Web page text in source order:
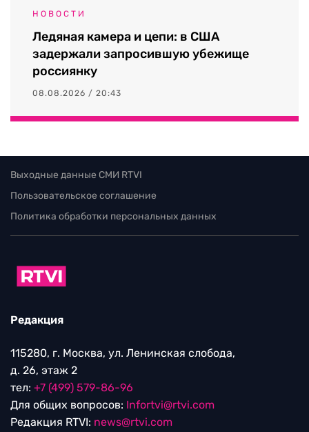
НОВОСТИ
Ледяная камера и цепи: в США
задержали запросившую убежище
россиянку
08.08.2026 / 20:43
Выходные данные СМИ RTVI
Пользовательское соглашение
Политика обработки персональных данных
Редакция
115280, г. Москва, ул. Ленинская слобода,
д. 26, этаж 2
тел: +7 (499) 579-86-96
Для общих вопросов: Infortvi@rtvi.com
Редакция RTVI: news@rtvi.com